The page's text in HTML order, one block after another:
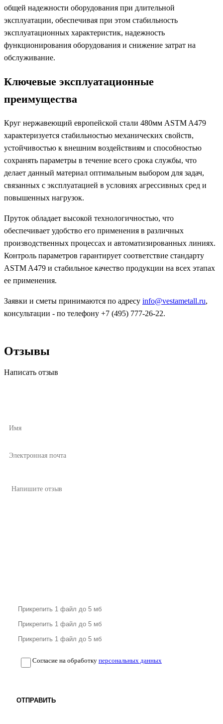
общей надежности оборудования при длительной
эксплуатации, обеспечивая при этом стабильность
эксплуатационных характеристик, надежность
функционирования оборудования и снижение затрат на
обслуживание.
Ключевые эксплуатационные
преимущества
Круг нержавеющий европейской стали 480мм ASTM A479
характеризуется стабильностью механических свойств,
устойчивостью к внешним воздействиям и способностью
сохранять параметры в течение всего срока службы, что
делает данный материал оптимальным выбором для задач,
связанных с эксплуатацией в условиях агрессивных сред и
повышенных нагрузок.
Пруток обладает высокой технологичностью, что
обеспечивает удобство его применения в различных
производственных процессах и автоматизированных линиях.
Контроль параметров гарантирует соответствие стандарту
ASTM A479 и стабильное качество продукции на всех этапах
ее применения.
Заявки и сметы принимаются по адресу info@vestametall.ru,
консультации - по телефону +7 (495) 777-26-22.
Отзывы
Написать отзыв
Согласие на обработку персональных данных
ОТПРАВИТЬ